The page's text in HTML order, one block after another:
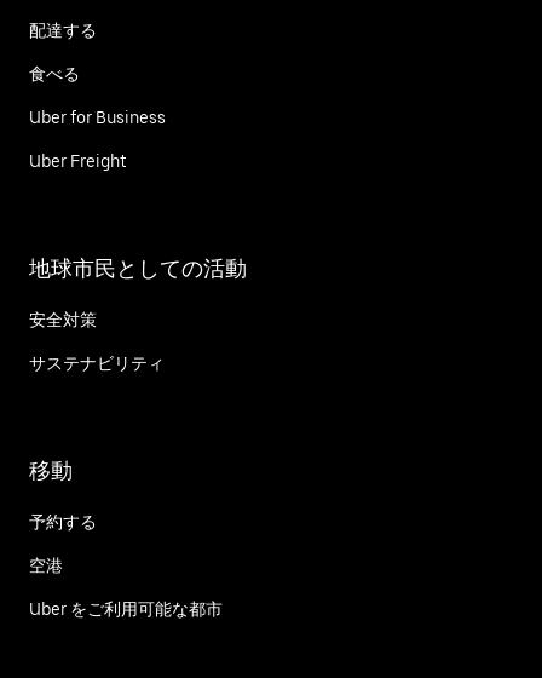
配達する
食べる
Uber for Business
Uber Freight
地球市民としての活動
安全対策
サステナビリティ
移動
予約する
空港
Uber をご利用可能な都市